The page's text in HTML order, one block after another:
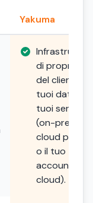
Yakuma
di proprietà
del cliente. I
tuoi dati, i
tuoi server
(on-premise,
cloud
o il tuo
account
cloud).